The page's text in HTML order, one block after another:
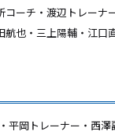
ーチ・渡辺トレーナ
也・三上陽輔・江
平岡トレーナー・西澤